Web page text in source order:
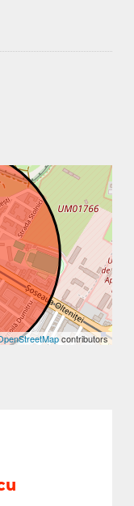
contributors